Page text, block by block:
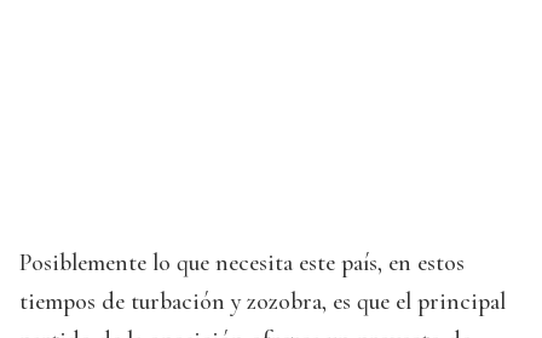
Posiblemente lo que necesita este país, en estos
tiempos de turbación y zozobra, es que el principal